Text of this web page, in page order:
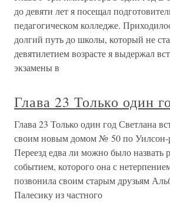
до девяти лет я посещал
педагогическом колледже.
долгий путь до школы, который не
девятилетием возрасте я выдержал
экзамены в
Глава 23 Только один
Глава 23 Только один год Светлана
своим новым домом № 50 по Уилсон-
Переезд едва ли можно было назвать
событием, которого она с
позвонила своим старым друзьям
Палесику из частного